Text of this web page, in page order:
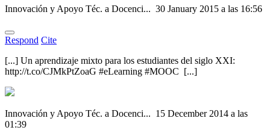
Innovación y Apoyo Téc. a Docenci... 30 January 2015 a las 16:56
Respond Cite
[...] Un aprendizaje mixto para los estudiantes del siglo XXI:
http://t.co/CJMkPtZoaG #eLearning #MOOC [...]
Innovación y Apoyo Téc. a Docenci... 15 December 2014 a las
01:39